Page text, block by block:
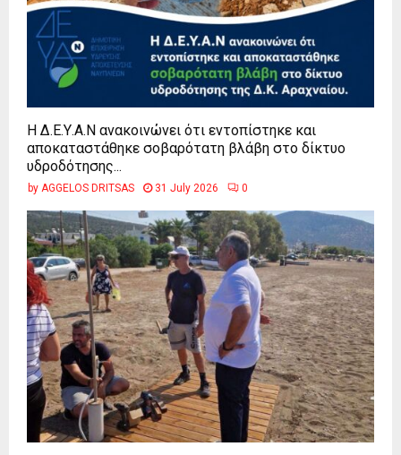
Η Δ.Ε.Υ.Α.Ν ανακοινώνει ότι εντοπίστηκε και
αποκαταστάθηκε σοβαρότατη βλάβη στο δίκτυο
υδροδότησης...
by AGGELOS DRITSAS 31 July 2026 0